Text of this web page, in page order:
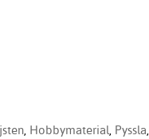
, Hobbymaterial, Pyssla,